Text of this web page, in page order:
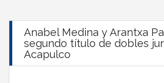
Anabel Medina y Arantxa
segundo título de dobles
Acapulco